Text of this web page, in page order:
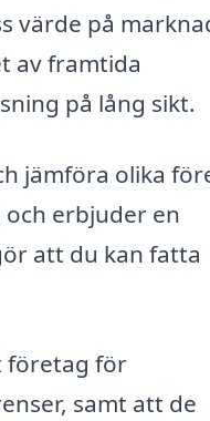
värde på
av framtida
på lång sikt.
jämföra olika
erbjuder en
att du kan fatta
företag för
samt att de